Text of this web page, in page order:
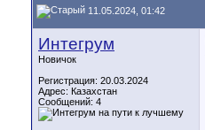
11.05.2024, 01:42
Интегрум
Новичок
Регистрация: 20.03.2024
Адрес: Казахстан
Сообщений: 4